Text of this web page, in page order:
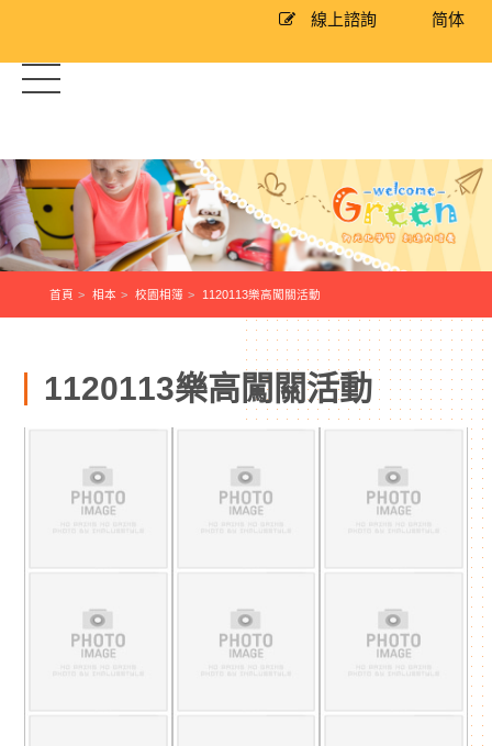
線上諮詢 简体
首頁 相本 校園相簿 1120113樂高闖關活動
1120113樂高闖關活動